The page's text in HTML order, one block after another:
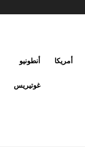
أمريكا أنطونيو
غوتيريس